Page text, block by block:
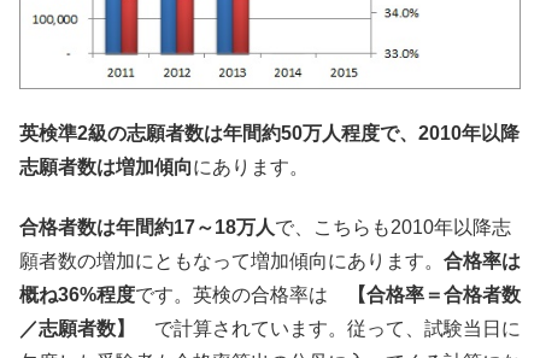
英検準2級の志願者数は年間約50万人程度で、2010年以降
志願者数は増加傾向にあります。
合格者数は年間約17～18万人で、こちらも2010年以降志
願者数の増加にともなって増加傾向にあります。 合格率は
概ね36%程度です。英検の合格率は
【合格率＝合格者数
／志願者数】
で計算されています。従って、試験当日に